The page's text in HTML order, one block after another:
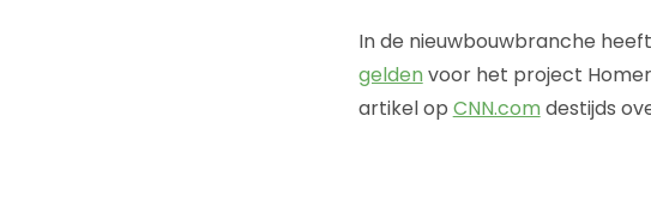
In de nieuwbouwbranche
gelden voor het project
artikel op CNN.com destijds